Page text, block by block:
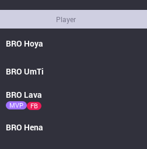
Player
BRO Hoya
BRO UmTi
BRO Lava
MVP FB
BRO Hena